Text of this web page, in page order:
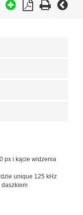
px i kącie widzenia
unique 125 kHz
daszkiem